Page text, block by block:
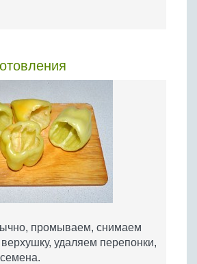
промываем, снимаем
удаляем перепонки,